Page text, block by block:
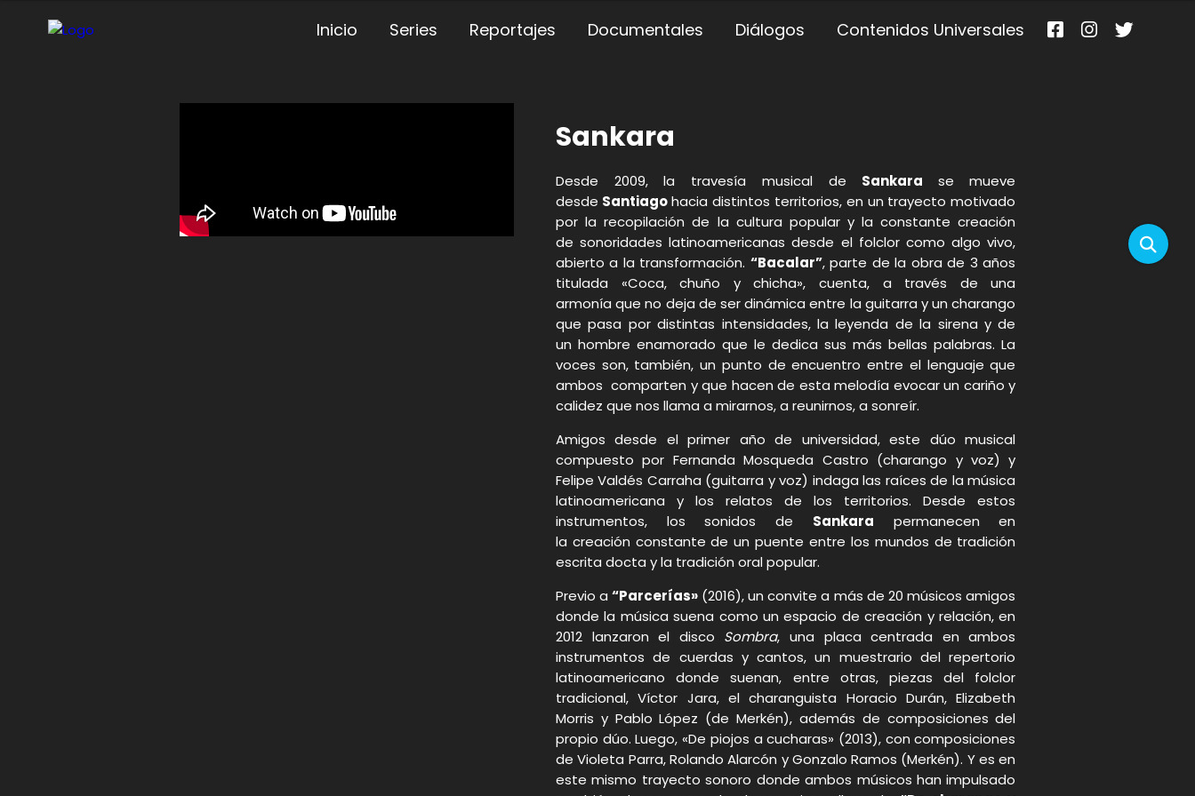
Inicio Series Reportajes Documentales Diálogos Contenidos Universales
Sankara
Desde 2009, la travesía musical de Sankara
se mueve
desde Santiagohacia distintos territorios, en un trayecto motivado
por la recopilación de la cultura popular y la constante creación
de sonoridades latinoamericanas desde el folclor como algo vivo,
abierto a la transformación. “Bacalar”, parte de la obra de 3 años
titulada «Coca, chuño y chicha», cuenta, a través de una
armonía que no deja de ser dinámica entre la guitarra y un charango
que pasa por distintas intensidades, la leyenda de la sirena y de
un hombre enamorado que le dedica sus más bellas palabras. La
voces son, también, un punto de encuentro entre el lenguaje que
ambos comparten y que hacen de esta melodía evocar un cariño y
calidez que nos llama a mirarnos, a reunirnos, a sonreír.
Amigos desde el primer año de universidad, este dúo musical
compuesto por Fernanda Mosqueda Castro (charango y voz) y
Felipe Valdés Carraha (guitarra y voz) indaga las raíces de la música
latinoamericana y los relatos de los territorios. Desde estos
instrumentos, los sonidos de Sankara permanecen en
la creación constante de un puente entre los mundos de tradición
escrita docta y la tradición oral popular.
Previo a“Parcerías» (2016), un convite a más de 20 músicos amigos
donde la música suena como un espacio de creación y relación, en
2012 lanzaron el disco Sombra, una placa centrada en ambos
instrumentos de cuerdas y cantos, un muestrario del repertorio
latinoamericano donde suenan, entre otras, piezas del folclor
tradicional, Víctor Jara, el charanguista Horacio Durán, Elizabeth
Morris y Pablo López (de Merkén), además de composiciones del
propio dúo. Luego, «De piojos a cucharas» (2013), con composiciones
de Violeta Parra, Rolando Alarcón y Gonzalo Ramos (Merkén). Y es en
este mismo trayecto sonoro donde ambos músicos han impulsado